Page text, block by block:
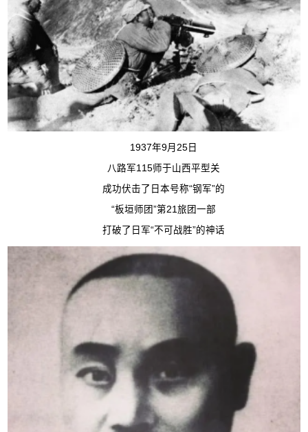
1937年9月25日
八路军115师于山西平型关
成功伏击了日本号称“钢军”的
“板垣师团”第21旅团一部
打破了日军“不可战胜”的神话